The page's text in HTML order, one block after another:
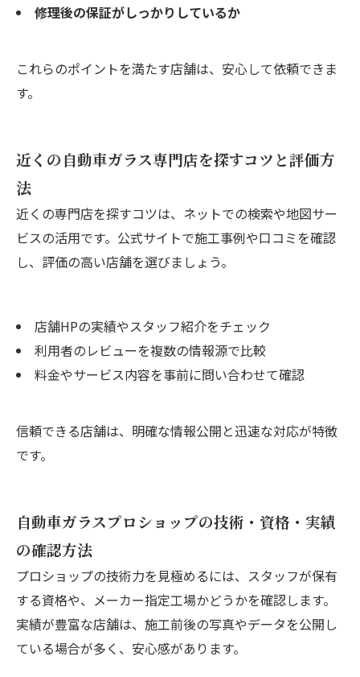
修理後の保証がしっかりしているか
これらのポイントを満たす店舗は、安心して依頼できま
す。
近くの自動車ガラス専門店を探すコツと評価方
法
近くの専門店を探すコツは、ネットでの検索や地図サー
ビスの活用です。公式サイトで施工事例や口コミを確認
し、評価の高い店舗を選びましょう。
店舗HPの実績やスタッフ紹介をチェック
利用者のレビューを複数の情報源で比較
料金やサービス内容を事前に問い合わせて確認
信頼できる店舗は、明確な情報公開と迅速な対応が特徴
です。
自動車ガラスプロショップの技術・資格・実績
の確認方法
プロショップの技術力を見極めるには、スタッフが保有
する資格や、メーカー指定工場かどうかを確認します。
実績が豊富な店舗は、施工前後の写真やデータを公開し
ている場合が多く、安心感があります。